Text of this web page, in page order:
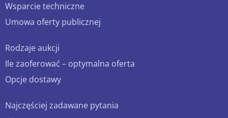
Wsparcie techniczne
Umowa oferty publicznej
Rodzaje aukcji
Ile zaoferować – optymalna oferta
Opcje dostawy
Najczęściej zadawane pytania